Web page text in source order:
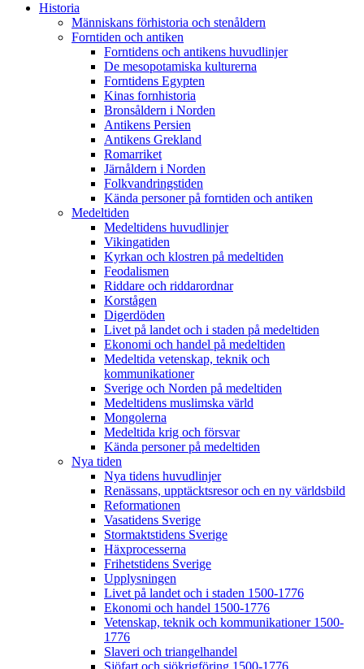
Historia
Människans förhistoria och stenåldern
Forntiden och antiken
Forntidens och antikens huvudlinjer
De mesopotamiska kulturerna
Forntidens Egypten
Kinas fornhistoria
Bronsåldern i Norden
Antikens Persien
Antikens Grekland
Romarriket
Järnåldern i Norden
Folkvandringstiden
Kända personer på forntiden och antiken
Medeltiden
Medeltidens huvudlinjer
Vikingatiden
Kyrkan och klostren på medeltiden
Feodalismen
Riddare och riddarordnar
Korstågen
Digerdöden
Livet på landet och i staden på medeltiden
Ekonomi och handel på medeltiden
Medeltida vetenskap, teknik och
kommunikationer
Sverige och Norden på medeltiden
Medeltidens muslimska värld
Mongolerna
Medeltida krig och försvar
Kända personer på medeltiden
Nya tiden
Nya tidens huvudlinjer
Renässans, upptäcktsresor och en ny världsbild
Reformationen
Vasatidens Sverige
Stormaktstidens Sverige
Häxprocesserna
Frihetstidens Sverige
Upplysningen
Livet på landet och i staden 1500-1776
Ekonomi och handel 1500-1776
Vetenskap, teknik och kommunikationer 1500-
1776
Slaveri och triangelhandel
Sjöfart och sjökrigföring 1500-1776